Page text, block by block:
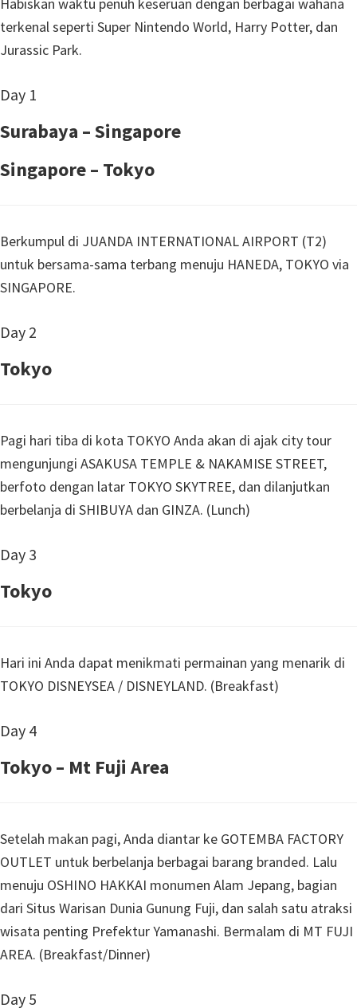
terkenal seperti Super Nintendo World, Harry Potter, dan
Jurassic Park.
Day 1
Surabaya – Singapore
Singapore – Tokyo
Berkumpul di JUANDA INTERNATIONAL AIRPORT (T2)
untuk bersama-sama terbang menuju HANEDA, TOKYO via
SINGAPORE.
Day 2
Tokyo
Pagi hari tiba di kota TOKYO Anda akan di ajak city tour
mengunjungi ASAKUSA TEMPLE & NAKAMISE STREET,
berfoto dengan latar TOKYO SKYTREE, dan dilanjutkan
berbelanja di SHIBUYA dan GINZA. (Lunch)
Day 3
Tokyo
Hari ini Anda dapat menikmati permainan yang menarik di
TOKYO DISNEYSEA / DISNEYLAND. (Breakfast)
Day 4
Tokyo – Mt Fuji Area
Setelah makan pagi, Anda diantar ke GOTEMBA FACTORY
OUTLET untuk berbelanja berbagai barang branded. Lalu
menuju OSHINO HAKKAI monumen Alam Jepang, bagian
dari Situs Warisan Dunia Gunung Fuji, dan salah satu atraksi
wisata penting Prefektur Yamanashi. Bermalam di MT FUJI
AREA. (Breakfast/Dinner)
Day 5